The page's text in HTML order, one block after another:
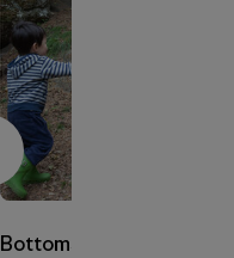
Bottoms para Bebés y